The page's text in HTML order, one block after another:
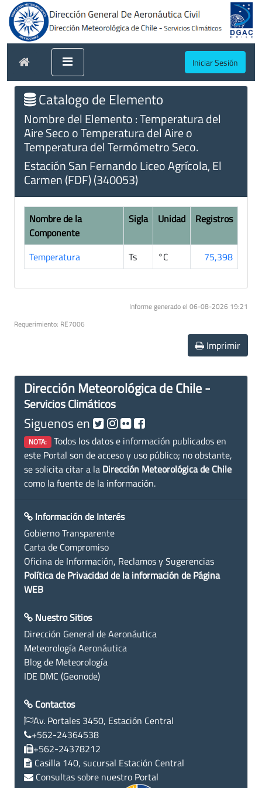
Iniciar Sesión
Catalogo de Elemento
Nombre del Elemento : Temperatura del
Aire Seco o Temperatura del Aire o
Temperatura del Termómetro Seco.
Estación San Fernando Liceo Agrícola, El
Carmen (FDF) (340053)
Nombre de la
Componente
Sigla Unidad Registros
Temperatura Ts °C 75,398
Informe generado el 06-08-2026 19:21
Requerimiento: RE7006
Imprimir
Dirección Meteorológica de Chile -
Servicios Climáticos
Siguenos en
NOTA: Todos los datos e información publicados en
este Portal son de acceso y uso público; no obstante,
se solicita citar a la Dirección Meteorológica de Chile
como la fuente de la información.
Información de Interés
Gobierno Transparente
Carta de Compromiso
Oficina de Información, Reclamos y Sugerencias
Política de Privacidad de la información de Página
WEB
Nuestro Sitios
Dirección General de Aeronáutica
Meteorología Aeronáutica
Blog de Meteorología
IDE DMC (Geonode)
Contactos
Av. Portales 3450, Estación Central
+562-24364538
+562-24378212
Casilla 140, sucursal Estación Central
Consultas sobre nuestro Portal